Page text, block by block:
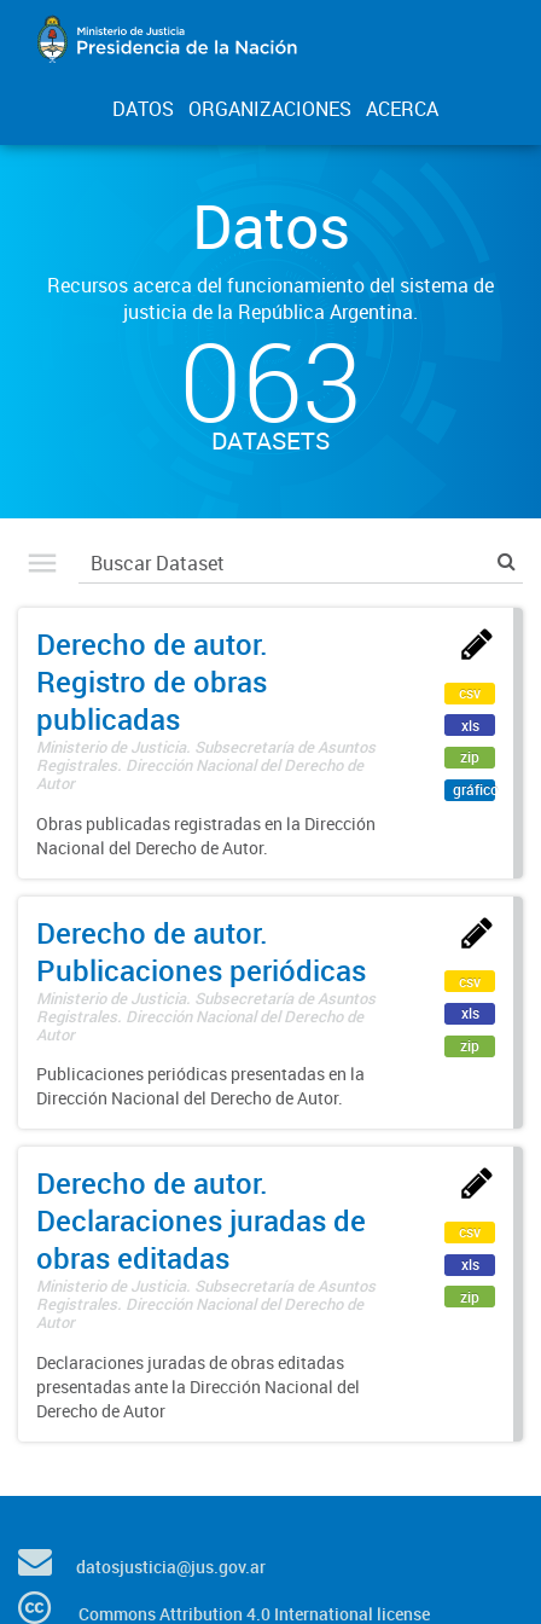
DATOS ORGANIZACIONES ACERCA
Datos
Recursos acerca del funcionamiento del sistema de
justicia de la República Argentina.
063
DATASETS
Derecho de autor.
Registro de obras
publicadas
Ministerio de Justicia. Subsecretaría de Asuntos
Registrales. Dirección Nacional del Derecho de
Autor
Obras publicadas registradas en la Dirección
Nacional del Derecho de Autor.
csv
xls
zip
gráfico
Derecho de autor.
Publicaciones periódicas
Ministerio de Justicia. Subsecretaría de Asuntos
Registrales. Dirección Nacional del Derecho de
Autor
Publicaciones periódicas presentadas en la
Dirección Nacional del Derecho de Autor.
csv
xls
zip
Derecho de autor.
Declaraciones juradas de
obras editadas
Ministerio de Justicia. Subsecretaría de Asuntos
Registrales. Dirección Nacional del Derecho de
Autor
Declaraciones juradas de obras editadas
presentadas ante la Dirección Nacional del
Derecho de Autor
csv
xls
zip
datosjusticia@jus.gov.ar
Commons Attribution 4.0 International license